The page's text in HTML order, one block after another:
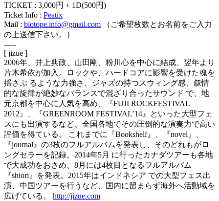
TICKET : 3,000円 + 1D(500円)
Ticket Info : Peatix
Mail : biotope.info@gmail.com （ご希望枚数とお名前をご入力
の上送信下さい。）
-----
[ jizue ]
2006年、井上典政、山田剛、粉川心を中心に結成、翌年より
片木希依が加入。ロックや、ハードコアに影響を受けた魂を
揺さぶ るような力強さ、ジャズの持つスウィング感、叙情
的な旋律が絶妙なバランスで混ざり合ったサウンド で、地
元京都を中心に人気を高め、『FUJI ROCKFESTIVAL
2012』、『GREENROOM FESTIVAL’14』といった大型フェ
スにも出演するなど、全国各地でその圧倒的な演奏力で高い
評価を得ている。 これまでに『Bookshelf』、『novel』、
『journal』の3枚のフルアルバムを発表し、そのどれもがロ
ングセラーを記録。2014年5月 に行ったカナダツアーも各地
で大成功をおさめ、8月には4枚目となるフルアルバム
『shiori』を発表。2015年はインドネシア での大型フェス出
演、中国ツアーを行うなど、国内に留まらず海外へ活動域を
広げている。 http://jizue.com